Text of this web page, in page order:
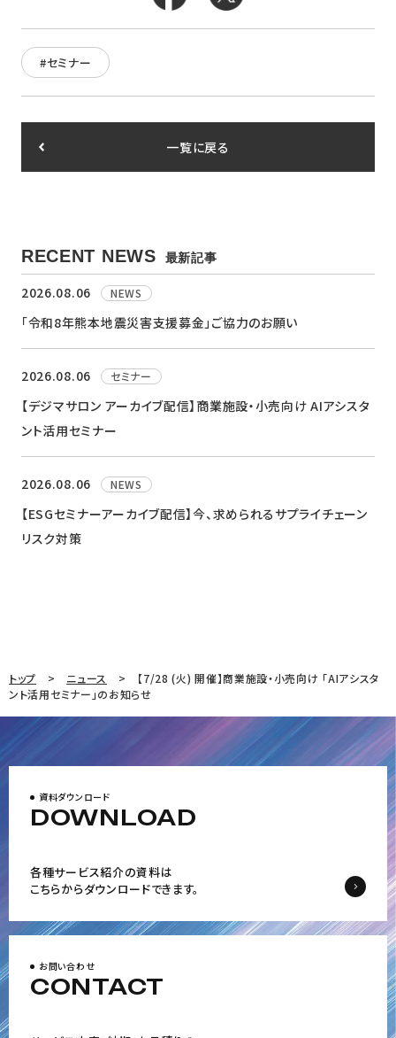
#セミナー
一覧に戻る
RECENT NEWS 最新記事
2026.08.06 NEWS
「令和8年熊本地震災害支援募金」ご協力のお願い
2026.08.06 セミナー
【デジマサロン アーカイブ配信】商業施設・小売向け AIアシスタ
ント活用セミナー
2026.08.06 NEWS
【ESGセミナーアーカイブ配信】今、求められるサプライチェーン
リスク対策
トップ ニュース
【7/28 (火) 開催】商業施設・小売向け 「AIアシスタ
ント活用セミナー」のお知らせ
資料ダウンロード
DOWNLOAD
各種サービス紹介の資料は
こちらからダウンロードできます。
お問い合わせ
CONTACT